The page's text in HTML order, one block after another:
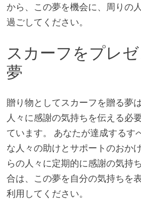
から、この夢を機会に、周りの
過ごしてください。
スカーフをプレ
夢
贈り物としてスカーフを贈る夢
人々に感謝の気持ちを伝える必
ています。 あなたが達成するす
な人々の助けとサポートのおか
らの人々に定期的に感謝の気持
合は、この夢を自分の気持ちを
利用してください。